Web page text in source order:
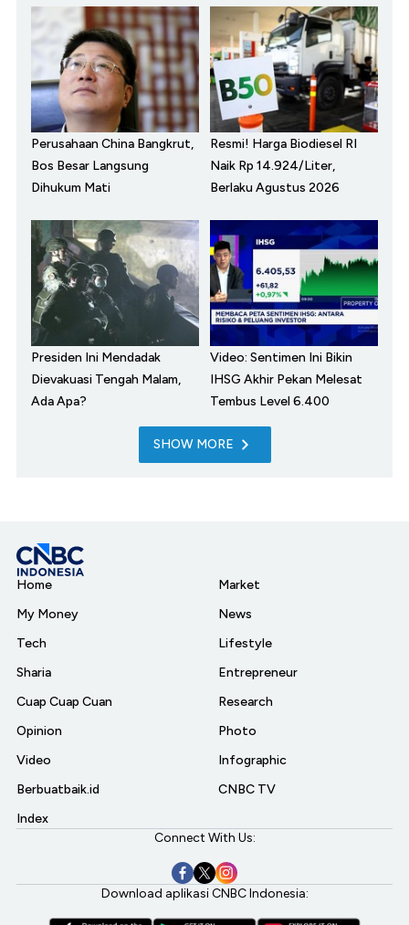
Perusahaan China Bangkrut,
Bos Besar Langsung
Dihukum Mati
Resmi! Harga Biodiesel RI
Naik Rp 14.924/Liter,
Berlaku Agustus 2026
Presiden Ini Mendadak
Dievakuasi Tengah Malam,
Ada Apa?
Video: Sentimen Ini Bikin
IHSG Akhir Pekan Melesat
Tembus Level 6.400
SHOW MORE
Home
My Money
Tech
Sharia
Cuap Cuap Cuan
Opinion
Video
Berbuatbaik.id
Index
Market
News
Lifestyle
Entrepreneur
Research
Photo
Infographic
CNBC TV
Connect With Us:
Download aplikasi CNBC Indonesia: